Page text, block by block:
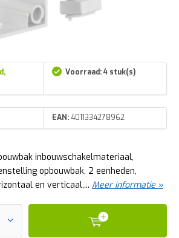
Voorraad: 4 stuk(s)
EAN:4011334278962
inbouwschakelmateriaal,
opbouwbak, 2 eenheden,
en verticaal,... Meer informatie »